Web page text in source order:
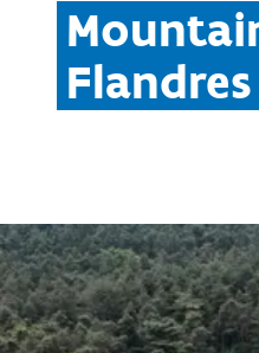
Flandres